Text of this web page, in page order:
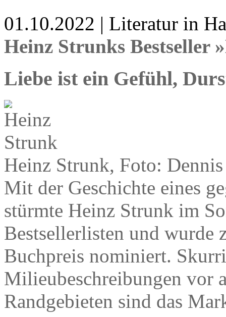
01.10.2022 | Literatur in
Heinz Strunks Bestseller
Liebe ist ein Gefühl,
Heinz Strunk, Foto:
Mit der Geschichte eines
stürmte Heinz Strunk im
Bestsellerlisten und wurde
Buchpreis nominiert.
Milieubeschreibungen vor
Randgebieten sind das